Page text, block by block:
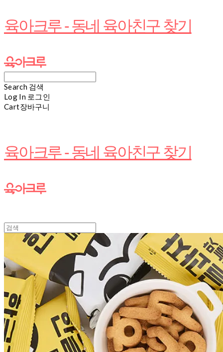
육아크루 - 동네 육아친구 찾기
Search 검색
Log In 로그인
Cart장바구니
육아크루 - 동네 육아친구 찾기